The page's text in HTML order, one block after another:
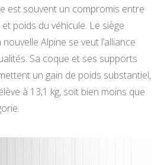
est souvent un compromis entre
poids du véhicule. Le siège
Alpine se veut l’alliance
Sa coque et ses supports
un gain de poids substantiel,
à 13,1 kg, soit bien moins que